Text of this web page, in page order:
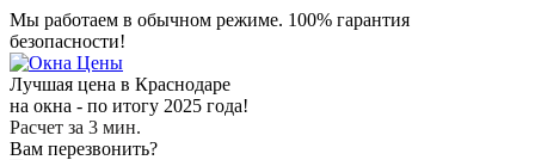
Мы работаем в обычном режиме. 100% гарантия
безопасности!
Лучшая цена в Краснодаре
на окна - по итогу 2025 года!
Расчет за 3 мин.
Вам перезвонить?